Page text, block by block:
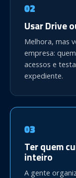
02
Usar Drive
Melhora, mas
empresa:
acessos e
expediente.
03
Ter quem
inteiro
A gente